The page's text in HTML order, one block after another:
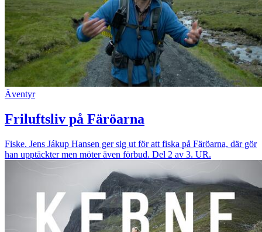
Äventyr
Friluftsliv på Färöarna
Fiske. Jens Jákup Hansen ger sig ut för att fiska på Färöarna, där gör
han upptäckter men möter även förbud. Del 2 av 3. UR.